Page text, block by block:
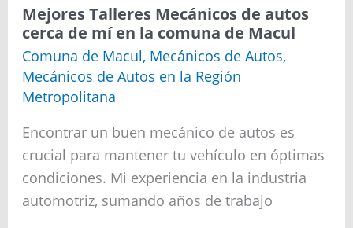
Mejores Talleres Mecánicos de autos
cerca de mí en la comuna de Macul
Comuna de Macul, Mecánicos de Autos,
Mecánicos de Autos en la Región
Metropolitana
Encontrar un buen mecánico de autos es
crucial para mantener tu vehículo en óptimas
condiciones. Mi experiencia en la industria
automotriz, sumando años de trabajo
Mejores
Talleres
Mecánicos
de
autos
cerca
de
mí
en
la
comuna
de
Macul